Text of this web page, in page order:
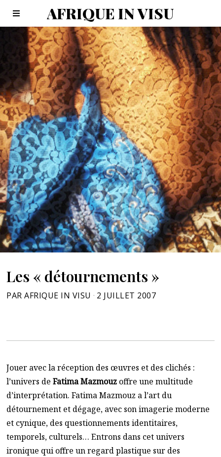
AFRIQUE IN VISU
Les « détournements »
PARAFRIQUE IN VISU 2 JUILLET 2007
Jouer avec la réception des œuvres et des clichés :
l’univers deFatima Mazmouz offre une multitude
d’interprétation. Fatima Mazmouz a l’art du
détournement et dégage, avec son imagerie moderne
et cynique, des questionnements identitaires,
temporels, culturels… Entrons dans cet univers
ironique qui offre un regard plastique sur des